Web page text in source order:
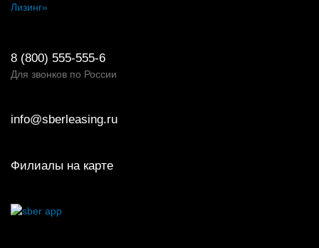
Лизинг»
8 (800) 555-555-6
Для звонков по России
info@sberleasing.ru
Филиалы на карте